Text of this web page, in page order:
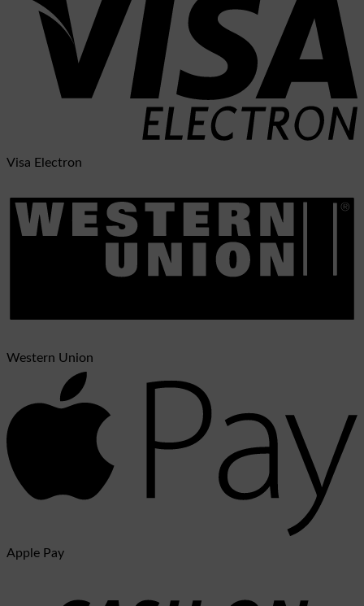
Visa Electron
Western Union
Apple Pay